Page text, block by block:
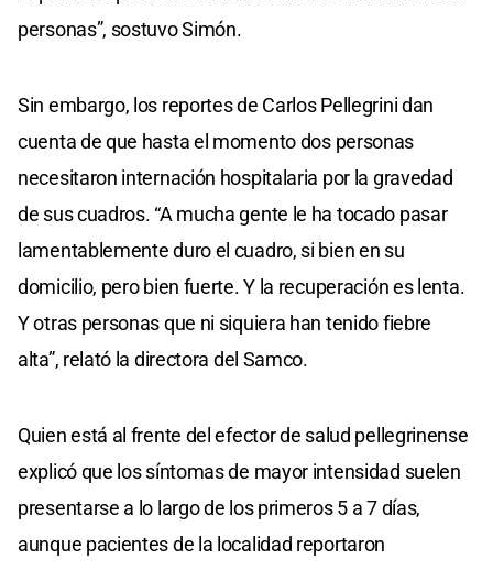
personas”, sostuvo Simón.
Sin embargo, los reportes de Carlos Pellegrini dan
cuenta de que hasta el momento dos personas
necesitaron internación hospitalaria por la gravedad
de sus cuadros. “A mucha gente le ha tocado pasar
lamentablemente duro el cuadro, si bien en su
domicilio, pero bien fuerte. Y la recuperación es lenta.
Y otras personas que ni siquiera han tenido fiebre
alta”, relató la directora del Samco.
Quien está al frente del efector de salud pellegrinense
explicó que los síntomas de mayor intensidad suelen
presentarse a lo largo de los primeros 5 a 7 días,
aunque pacientes de la localidad reportaron